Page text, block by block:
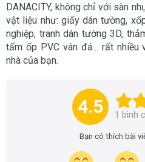
DANACITY, không chỉ với sàn
vật liệu như: giấy dán tường,
nghiệp, tranh dán tường 3D,
tấm ốp PVC vân đá… rất nhiều
nhà của bạn.
4.5 1 bình
Bạn có thích bài